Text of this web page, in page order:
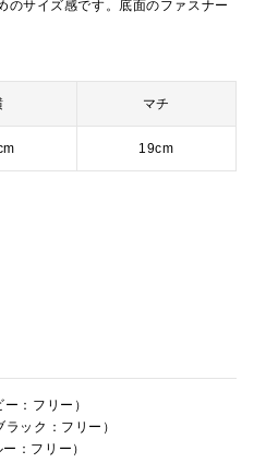
のサイズ感です。底面のファスナー
マチ
19cm
：フリー）
ック：フリー）
：フリー）